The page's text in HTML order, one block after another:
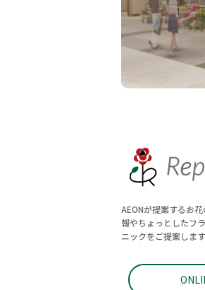
AEONが提案するお
報やちょっとしたフ
ニックをご提案します